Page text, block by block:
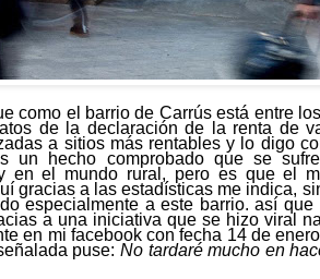
como el barrio de Carrús está entre
de la declaración de la renta de
a sitios más rentablesy lo digo
un hecho comprobado que se
en el mundo rural, pero es que el
gracias a las estadísticas me indica,
especialmente a este barrio.así que
a una iniciativa que se hizo viral
en mi facebookcon fecha 14 de
puse: No tardaré mucho en